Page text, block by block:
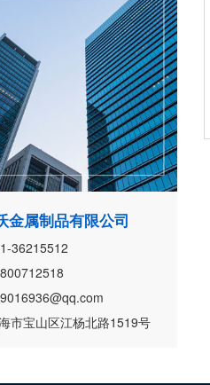
金属制品有限公司
36215512
市宝山区江杨北路1519号